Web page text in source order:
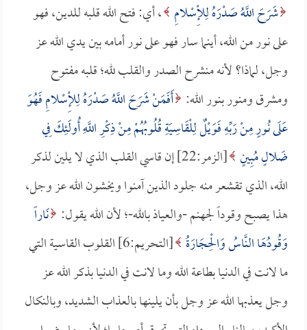
شَرَحَ اللَّهُ صَدْرَهُ لِلْإِسْلامِ ، أي: فتح الله قلبه للدين، فهو
على نور من الله، أينما سار فهو على نور أمامه بين يدي الله عز
وجل، لماذا؟ لأنه منشرح الصدر والقلب لله؛ قلبه مفتوح
ومشرق ومنور بنور الله: أَفَمَنْ شَرَحَ اللَّهُ صَدْرَهُ لِلْإِسْلامِ فَهُوَ
عَلَى نُورٍ مِنْ رَبِّهِ فَوَيْلٌ لِلْقَاسِيَةِ قُلُوبُهُمْ مِنْ ذِكْرِ اللَّهِ أُولَئِكَ فِي
ضَلالٍ مُبِينٍ
[الزمر:22] إن قاسي القلب الذي لا يلين لذكر
الله، الذي تقشعر منه جلود الذين آمنوا ويخشون الله عز وجل،
هذا يصبح وقوداً لجهنم -والعياذ بالله-؛ لأن الله يقول: نَاراً
وَقُودُهَا النَّاسُ وَالْحِجَارَةُ
[التحريم:6] القلوب القاسية التي
ما لانت في الدنيا بطاعة الله وما لانت في الدنيا بذكر الله عز
وجل يعذبها الله عز وجل بأن يلينها بالعذاب الشديد، وبالنكال